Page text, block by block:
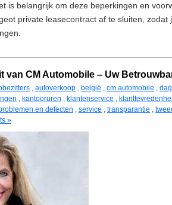
is belangrijk om deze beperkingen en
private leasecontract af te sluiten,
van CM Automobile – Uw
, autoverkoop , belgië , cm automobile ,
, kantooruren , klantenservice ,
en defecten , service , transparantie ,
»